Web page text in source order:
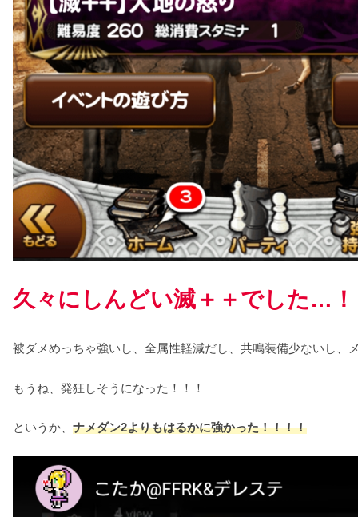
久々にしんどい滅＋＋でした…
被ダメめっちゃ強いし、全属性軽減だし、共鳴装備少ないし、
もうね、発狂しそうになった！！！
というか、 ナメダン2よりもはるかに強かった！！！！